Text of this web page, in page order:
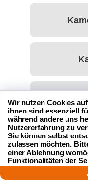
24 Stunden am Tag
Wir nutzen Cookies
ihnen sind essenziell
während andere uns
Nutzererfahrung zu
Sie können selbst
zulassen möchten.
einer Ablehnung
Funktionalitäten der